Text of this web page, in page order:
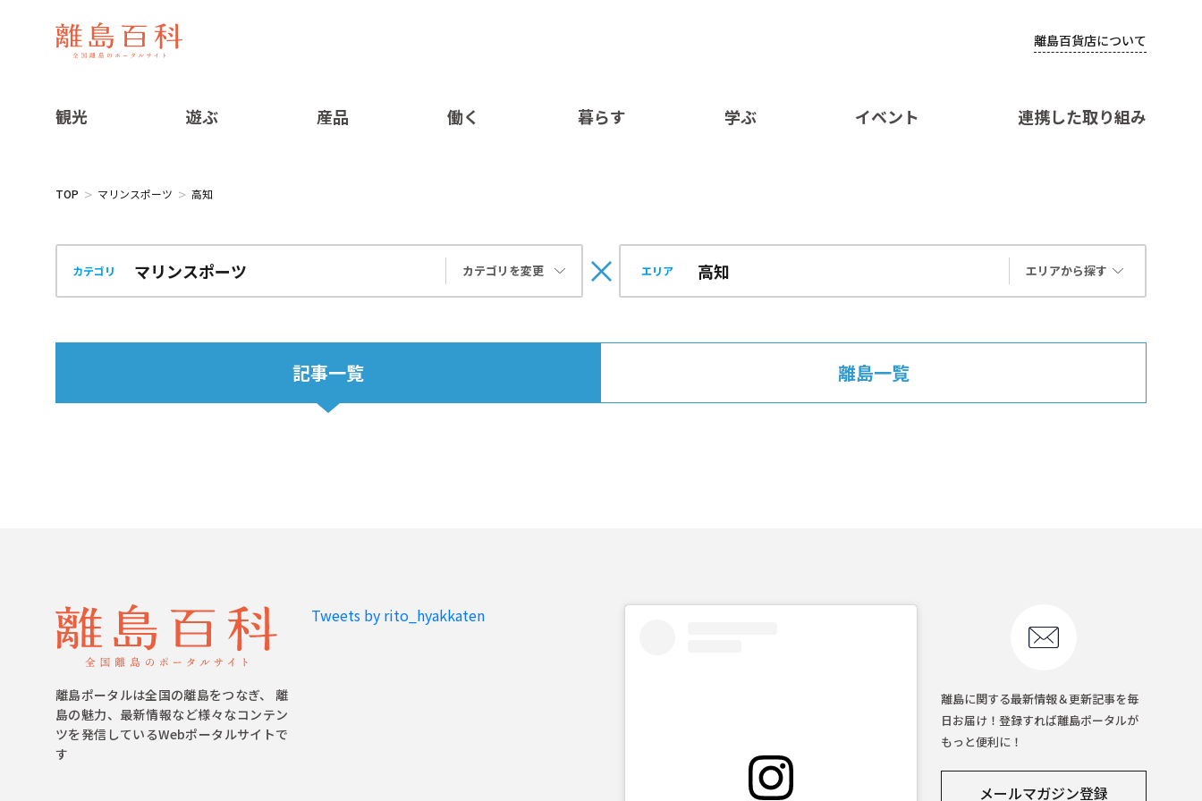
離島百貨店について
観光 遊ぶ 産品 働く 暮らす 学ぶ イベント 連携した取り組み
TOP マリンスポーツ 高知
カテゴリ カテゴリを変更 エリア エリアから探す
記事一覧 離島一覧
離島ポータルは全国の離島をつなぎ、 離
島の魅力、最新情報など様々なコンテン
ツを発信しているWebポータルサイトで
す
Tweets by rito_hyakkaten
離島に関する最新情報＆更新記事を毎
日お届け！登録すれば離島ポータルが
もっと便利に！
メールマガジン登録